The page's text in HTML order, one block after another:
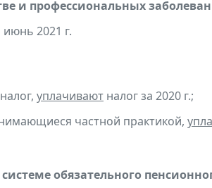
и профессиональных
2021 г.
уплачивают налог за 2020 г.;
частной практикой,
обязательного